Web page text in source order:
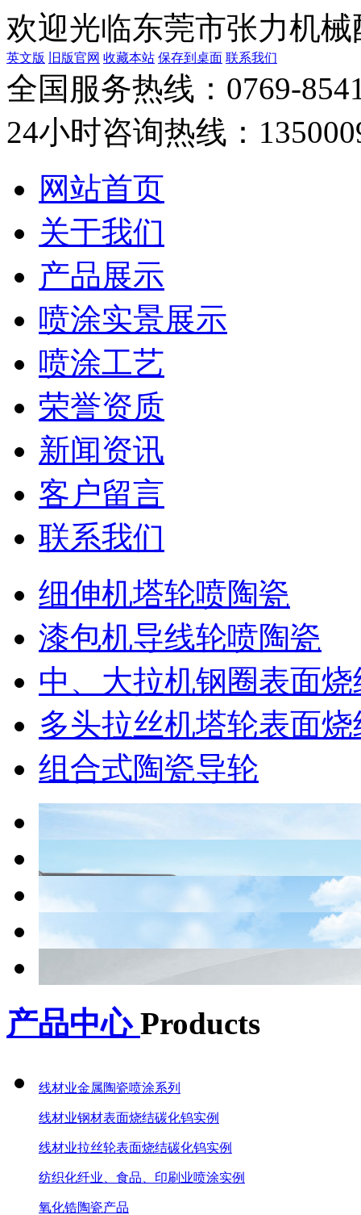
欢迎光临东莞市张力机
英文版 旧版官网 收藏本站 保存到桌面 联系我们
全国服务热线： 0769-
24小时咨询热线：
网站首页
关于我们
产品展示
喷涂实景展示
喷涂工艺
荣誉资质
新闻资讯
客户留言
联系我们
细伸机塔轮喷陶瓷
漆包机导线轮喷陶瓷
中、大拉机钢圈表面
多头拉丝机塔轮表面
组合式陶瓷导轮
产品中心Products
线材业金属陶瓷喷涂系列
线材业钢材表面烧结碳化钨实例
线材业拉丝轮表面烧结碳化钨实例
纺织化纤业、食品、印刷业喷涂实例
氧化锆陶瓷产品